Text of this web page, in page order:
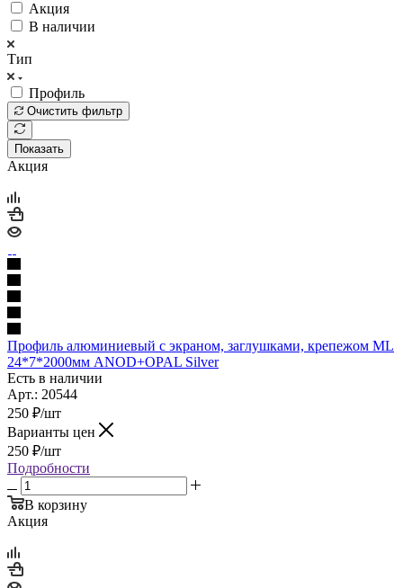
Акция
В наличии
Тип
Профиль
Очистить фильтр
Показать
Акция
Профиль алюминиевый с экраном, заглушками, крепежом ML
24*7*2000мм ANOD+OPAL Silver
Есть в наличии
Арт.: 20544
250 ₽/шт
Варианты цен
250 ₽/шт
Подробности
В корзину
Акция